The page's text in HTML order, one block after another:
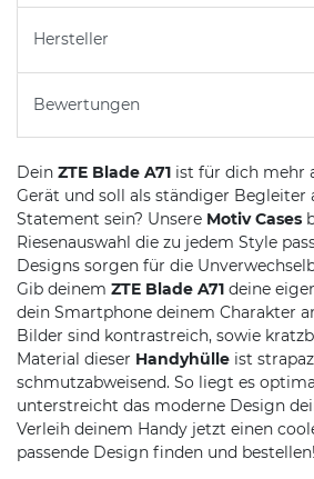
Hersteller
Bewertungen
Dein ZTE Blade A71 ist für dich mehr
Gerät und soll als ständiger Begleiter
Statement sein? Unsere Motiv Cases
Riesenauswahl die zu jedem Style
Designs sorgen für die
Gib deinem ZTE Blade A71 deine
dein Smartphone deinem Charakter
Bilder sind kontrastreich, sowie
Material dieser Handyhülle ist
schmutzabweisend. So liegt es
unterstreicht das moderne Design
Verleih deinem Handy jetzt einen
passende Design finden und bestellen!